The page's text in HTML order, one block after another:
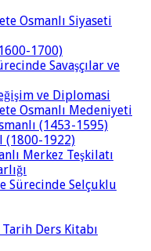
Osmanlı Siyaseti
1700)
Savaşçılar ve
ve Diplomasi
Osmanlı Medeniyeti
(1453-1595)
(1800-1922)
Merkez Teşkilatı
Sürecinde Selçuklu
Tarih Ders Kitabı